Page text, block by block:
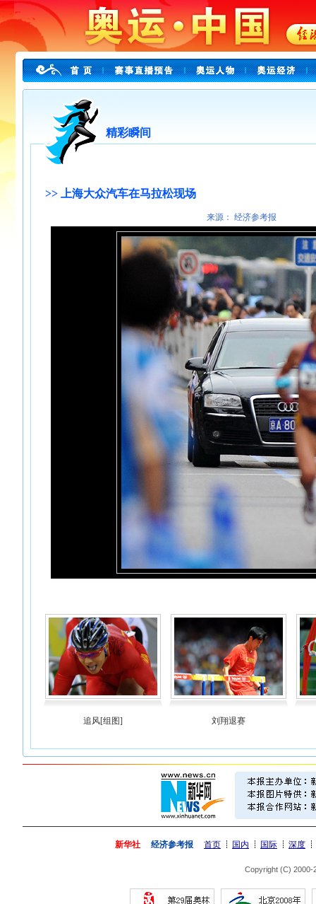
精彩瞬间
>> 上海大众汽车在马拉松现场
来源： 经济参考报
追风[组图] 刘翔退赛
新华社 经济参考报 首页 国内 国际 深度
Copyright (C) 2000-